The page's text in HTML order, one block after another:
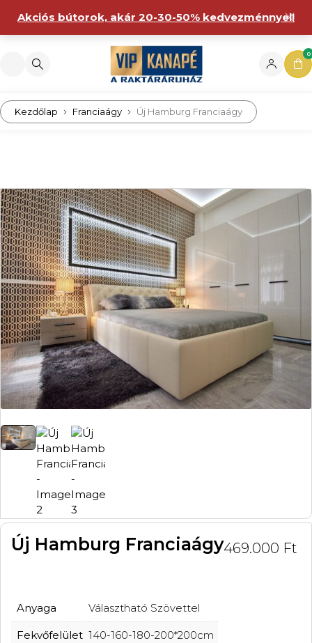
Akciós bútorok, akár 20-30-50% kedvezménnyel!
0
Kezdőlap Franciaágy Új Hamburg Franciaágy
Új Hamburg Franciaágy469.000 Ft
Anyaga Választható Szövettel
Fekvőfelület 140-160-180-200*200cm